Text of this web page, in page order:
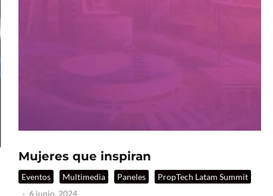
Mujeres que inspiran
Eventos Multimedia Paneles
PropTech Latam Summit
· 6 junio, 2024